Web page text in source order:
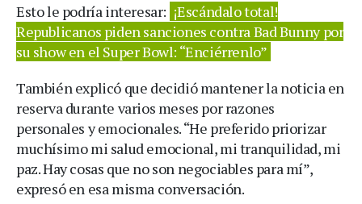
Esto le podría interesar: ¡Escándalo total!
Republicanos piden sanciones contra Bad Bunny por
su show en el Super Bowl: “Enciérrenlo”
También explicó que decidió mantener la noticia en
reserva durante varios meses por razones
personales y emocionales. “He preferido priorizar
muchísimo mi salud emocional, mi tranquilidad, mi
paz. Hay cosas que no son negociables para mí”,
expresó en esa misma conversación.